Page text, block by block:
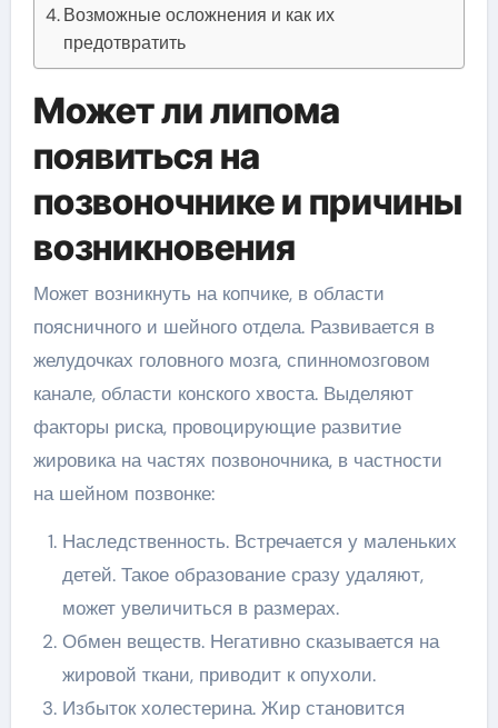
Возможные осложнения и как их
предотвратить
Может ли липома
появиться на
позвоночнике и причины
возникновения
Может возникнуть на копчике, в области
поясничного и шейного отдела. Развивается в
желудочках головного мозга, спинномозговом
канале, области конского хвоста. Выделяют
факторы риска, провоцирующие развитие
жировика на частях позвоночника, в частности
на шейном позвонке:
Наследственность. Встречается у маленьких
детей. Такое образование сразу удаляют,
может увеличиться в размерах.
Обмен веществ. Негативно сказывается на
жировой ткани, приводит к опухоли.
Избыток холестерина. Жир становится